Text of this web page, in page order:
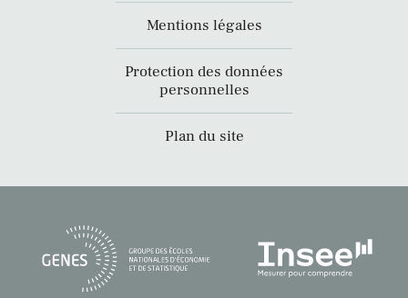
Mentions légales
Protection des données
personnelles
Plan du site